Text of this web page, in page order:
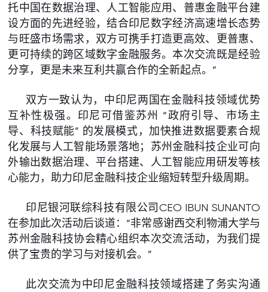
托中国在数据治理、人工智能应用、普惠金融平台建
设方面的先进经验，结合印尼数字经济高速增长态势
与旺盛市场需求，双方可携手打造更高效、更普惠、
更可持续的跨区域数字金融服务。本次交流既是经验
分享，更是未来互利共赢合作的全新起点。”
双方一致认为，中印尼两国在金融科技领域优势
互补性极强。印尼可借鉴苏州 “政府引导、市场主
导、科技赋能” 的发展模式，加快推进数据要素合规
化发展与人工智能场景落地；苏州金融科技企业可向
外输出数据治理、平台搭建、人工智能应用研发等核
心能力，助力印尼金融科技企业缩短转型升级周期。
印尼银河联综科技有限公司CEO IBUN SUNANTO
在参加此次活动后谈道：“非常感谢西交利物浦大学与
苏州金融科技协会精心组织本次交流活动，为我们提
供了宝贵的学习与对接机会。”
此次交流为中印尼金融科技领域搭建了务实沟通